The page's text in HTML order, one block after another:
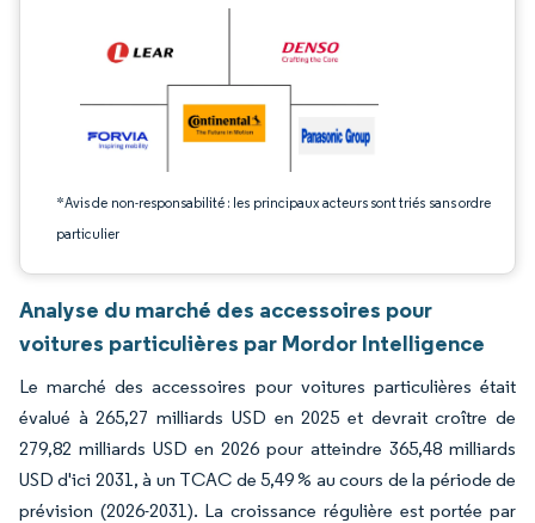
*Avis de non-responsabilité : les principaux acteurs sont triés sans ordre
particulier
Analyse du marché des accessoires pour
voitures particulières par Mordor Intelligence
Le marché des accessoires pour voitures particulières était
évalué à 265,27 milliards USD en 2025 et devrait croître de
279,82 milliards USD en 2026 pour atteindre 365,48 milliards
USD d'ici 2031, à un TCAC de 5,49 % au cours de la période de
prévision (2026-2031). La croissance régulière est portée par